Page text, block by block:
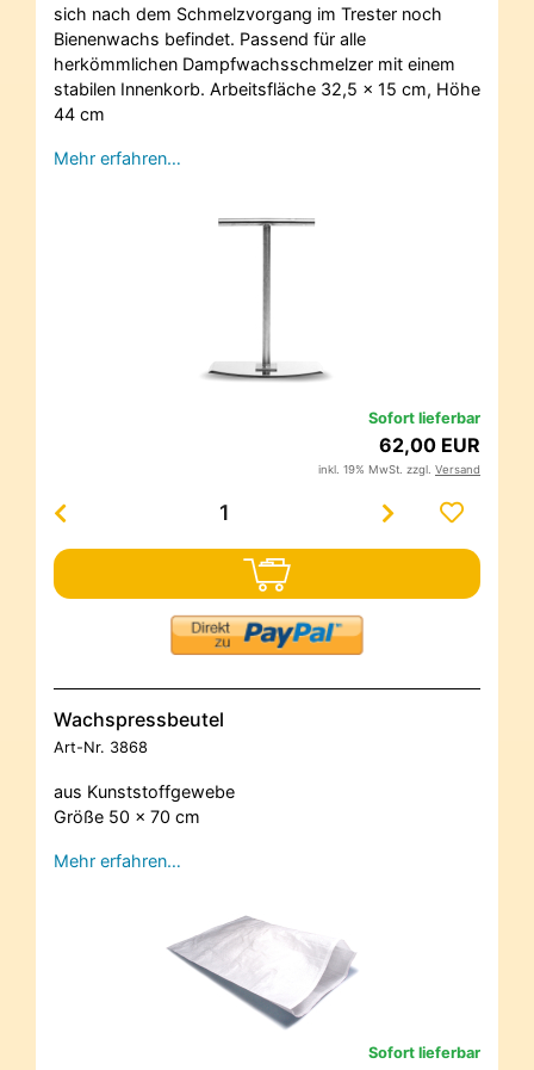
sich nach dem Schmelzvorgang im Trester noch
Bienenwachs befindet. Passend für alle
herkömmlichen Dampfwachsschmelzer mit einem
stabilen Innenkorb. Arbeitsfläche 32,5 x 15 cm, Höhe
44 cm
Mehr erfahren…
Sofort lieferbar
62,00 EUR
inkl. 19% MwSt. zzgl. Versand
Wachspressbeutel
Art-Nr. 3868
aus Kunststoffgewebe
Größe 50 x 70 cm
Mehr erfahren…
Sofort lieferbar